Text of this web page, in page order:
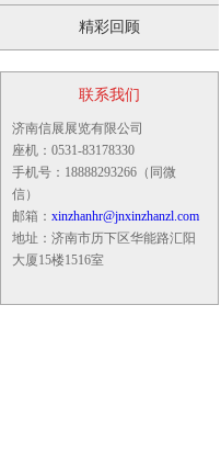
精彩回顾
联系我们
济南信展展览有限公司
座机：0531-83178330
手机号：18888293266（同微
信）
邮箱： xinzhanhr@jnxinzhanzl.com
地址：济南市历下区华能路汇阳
大厦15楼1516室